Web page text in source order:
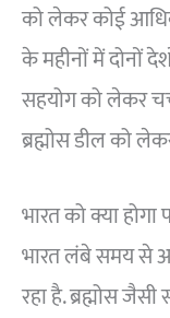
को लेकर कोई
के महीनों में दोनों
सहयोग को लेकर
ब्रह्मोस डील को
भारत को क्या होगा
भारत लंबे समय से
रहा है. ब्रह्मोस